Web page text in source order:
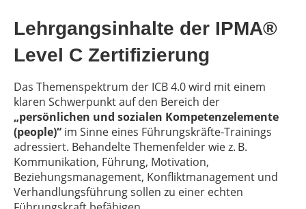
Lehrgangsinhalte der IPMA®
Level C Zertifizierung
Das Themenspektrum der ICB 4.0 wird mit einem
klaren Schwerpunkt auf den Bereich der
„persönlichen und sozialen Kompetenzelemente
(people)“ im Sinne eines Führungskräfte-Trainings
adressiert. Behandelte Themenfelder wie z. B.
Kommunikation, Führung, Motivation,
Beziehungsmanagement, Konfliktmanagement und
Verhandlungsführung sollen zu einer echten